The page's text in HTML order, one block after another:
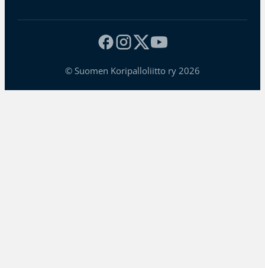
© Suomen Koripalloliitto ry 2026